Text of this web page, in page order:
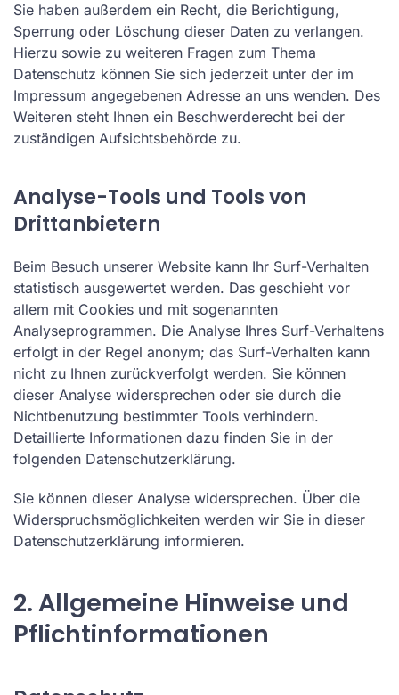
Sie haben außerdem ein Recht, die Berichtigung,
Sperrung oder Löschung dieser Daten zu verlangen.
Hierzu sowie zu weiteren Fragen zum Thema
Datenschutz können Sie sich jederzeit unter der im
Impressum angegebenen Adresse an uns wenden. Des
Weiteren steht Ihnen ein Beschwerderecht bei der
zuständigen Aufsichtsbehörde zu.
Analyse-Tools und Tools von
Drittanbietern
Beim Besuch unserer Website kann Ihr Surf-Verhalten
statistisch ausgewertet werden. Das geschieht vor
allem mit Cookies und mit sogenannten
Analyseprogrammen. Die Analyse Ihres Surf-Verhaltens
erfolgt in der Regel anonym; das Surf-Verhalten kann
nicht zu Ihnen zurückverfolgt werden. Sie können
dieser Analyse widersprechen oder sie durch die
Nichtbenutzung bestimmter Tools verhindern.
Detaillierte Informationen dazu finden Sie in der
folgenden Datenschutzerklärung.
Sie können dieser Analyse widersprechen. Über die
Widerspruchsmöglichkeiten werden wir Sie in dieser
Datenschutzerklärung informieren.
2. Allgemeine Hinweise und
Pflichtinformationen